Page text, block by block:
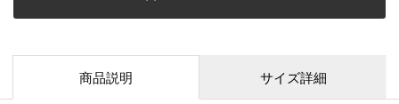
商品説明 サイズ詳細